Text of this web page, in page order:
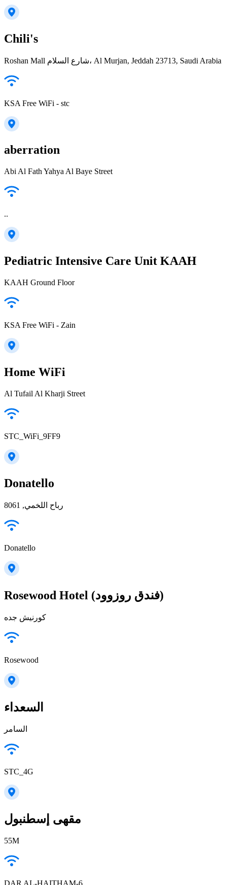
Chili's
Roshan Mall شارع السلام، Al Murjan, Jeddah 23713, Saudi Arabia
KSA Free WiFi - stc
aberration
Abi Al Fath Yahya Al Baye Street
..
Pediatric Intensive Care Unit KAAH
KAAH Ground Floor
KSA Free WiFi - Zain
Home WiFi
Al Tufail Al Kharji Street
STC_WiFi_9FF9
Donatello
رباح اللخمي, 8061
Donatello
Rosewood Hotel (فندق روزوود)
كورنيش جده
Rosewood
السعداء
السامر
STC_4G
مقهى إسطنبول
55M